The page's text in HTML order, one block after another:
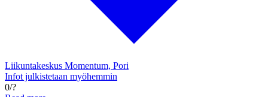
Liikuntakeskus Momentum, Pori
Infot julkistetaan myöhemmin
0/?